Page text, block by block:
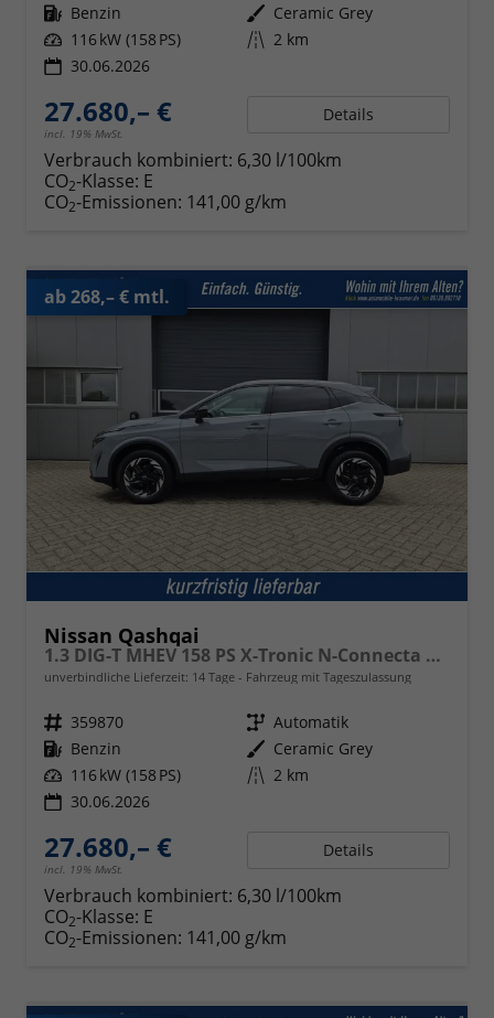
Kraftstoff Benzin Außenfarbe Ceramic Grey
Leistung 116 kW (158 PS) Kilometerstand 2 km
30.06.2026
27.680,– €
incl. 19% MwSt.
Details
Verbrauch kombiniert: 6,30 l/100km
CO2-Klasse: E
CO2-Emissionen: 141,00 g/km
ab 268,– € mtl.
Nissan Qashqai
1.3 DIG-T MHEV 158 PS X-Tronic N-Connecta Teil-Leder PanoGlasdach Klimaautomatik Sitzheizung Lenkradheizung Navi ACC PDC v+h 360°Kamera DAB Bluetooth Touchscreen Apple CarPlay Android Auto 18"LM
unverbindliche Lieferzeit: 14 Tage Fahrzeug mit Tageszulassung
Fahrzeugnr. 359870 Getriebe Automatik
Kraftstoff Benzin Außenfarbe Ceramic Grey
Leistung 116 kW (158 PS) Kilometerstand 2 km
30.06.2026
27.680,– €
incl. 19% MwSt.
Details
Verbrauch kombiniert: 6,30 l/100km
CO2-Klasse: E
CO2-Emissionen: 141,00 g/km